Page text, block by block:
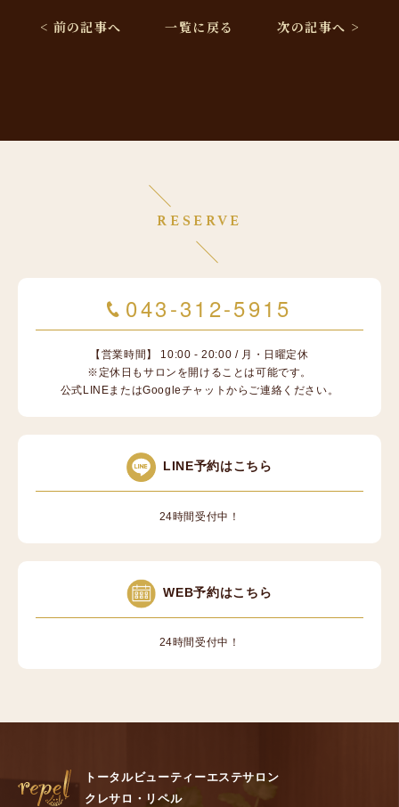
< 前の記事へ 一覧に戻る 次の記事へ >
RESERVE
043-312-5915
【営業時間】 10:00 - 20:00 / 月・日曜定休
※定休日もサロンを開けることは可能です。
公式LINEまたはGoogleチャットからご連絡ください。
LINE予約はこちら
24時間受付中！
WEB予約はこちら
24時間受付中！
トータルビューティーエステサロン
クレサロ・リペル